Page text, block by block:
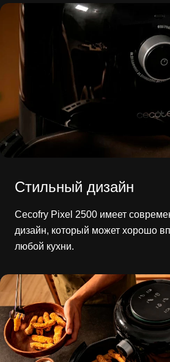
Стильный дизайн
Cecofry Pixel 2500 имеет
дизайн, который может хорошо
любой кухни.